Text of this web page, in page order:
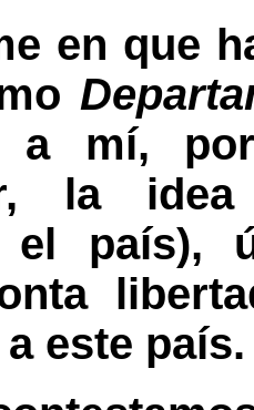
en que
a mí,
la
el país),
este país.